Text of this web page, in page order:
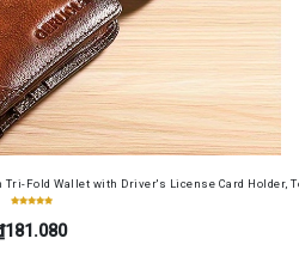
Fold Wallet with Driver's License Card Holder,